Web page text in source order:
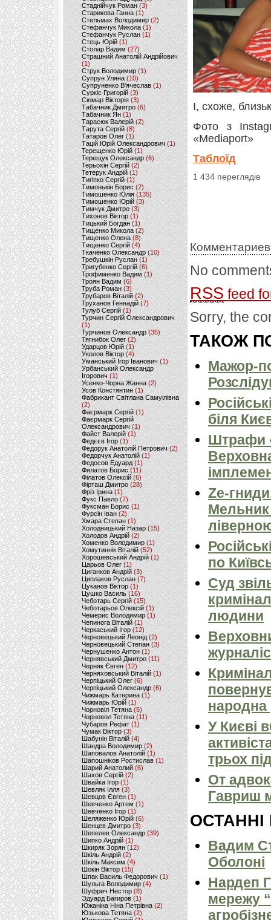
Стаднійчук Роман(3)
Старикова Ганна (1)
Стельмах Володимир(2)
Стефанчук Микола (1)
Стефанчук Руслан (1)
Стець Юрій (1)
Столар Вадим(27)
Страшний Анатолій Андрійович
(1)
Струк Володимир (1)
Супрун Уляна (10)
Супруненко В'ячеслав (1)
Суркіс Григорій (3)
Сюмар Вікторія (3)
Табачник Дмитро (6)
Табачник Ян(1)
Тарасюк Валерій (2)
Тарута Сергій (8)
Татаров Олег(1)
Тацій Юрій Олександрович(1)
Терещенко Юрій(1)
Терещук Олександр(6)
Терьохін Сергій (2)
Тетерук Андрій (1)
Тигіпко Сергій(1)
Тимонькін Борис (2)
Тимошенко Юлія (135)
Тимошенко Юрій(3)
Тимчук Дмитро (3)
Тихонов Віктор (1)
Тицький Богдан (1)
Тищенко Микола (2)
Тищенко Олена (8)
Тищенко Сергій (4)
Ткаченко Олександр (10)
Требушкін Руслан (1)
Тригубенко Сергій(6)
Трофименко Вадим (1)
Троян Вадим (6)
Труба Роман(3)
Трубаров Віталій (2)
Труханов Геннадій (7)
Тулуб Сергій(1)
Турчин Сергій Олександрович
(1)
Турчинов Олександр(35)
Тягнибок Олег (2)
Ударцов Юрій (1)
Уколов Віктор(4)
Уманський Ігор Іванович(1)
Урбанський Олександр
Ігорович (1)
Усенко-Чорна Жанна (2)
Усов Констянтин(1)
Фабрикант Світлана Самуілівна
(2)
Фаєрмарк Сергій(1)
Фаєрмарк Сергій
Олександрович (1)
Файст Валерій(1)
Федєєв Ігор (1)
Федорук Анатолій Петрович (2)
Федорчук Анатолій (1)
Федосов Едуард (1)
Филатов Борис (11)
Філатов Олексій (6)
Фірташ Дмитро (28)
Фріз Ірина (1)
Фукс Павло (7)
Фуксман Борис (1)
Фурсін Іван (2)
Хмара Степан(1)
Холодницький Назар(15)
Холодов Андрій (2)
Хоменко Володимир (1)
Хомутиннік Віталій (52)
Хорошевський Андрій (1)
Царьов Олег (1)
Циганков Андрій (3)
Циплаков Руслан(7)
Цуканов Віктор (1)
Цушко Василь (16)
Чеботарь Сергій (15)
Чеботарьов Олексій (1)
Чемерис Володимир (1)
Чепинога Віталій (1)
Черкаський Ігор (12)
Черновецький Леонід(2)
Черновецький Степан (3)
Чернушенко Антон (1)
Чернявський Дмитро(11)
Черняк Євген(12)
Черняховський Віталій (1)
Черпіцький Олег (6)
Черпіцький Олександр (6)
Чижмарь Катерина (1)
Чижмарь Юрій (1)
Чорновіл Тетяна (5)
Чорновол Тетяна (11)
Чубаров Рефат (1)
Чумак Віктор(3)
Шабунін Віталій (4)
Шандра Володимир (2)
Шаповалов Анатолій(1)
Шапошніков Ростислав(1)
Шарий Анатолий(6)
Шахов Сергій(2)
Швайка Ігор (1)
Шевляк Ілля (3)
Шевцов Євген (1)
Шевченко Артем(1)
Шевченко Ігор(1)
Шеляженко Юрій (6)
Шенцев Дмитро (3)
Шепелев Олександр (39)
Шипко Андрій(1)
Шкиряк Зорян(12)
Шкіль Андрій(2)
Шкіль Максим (4)
Шокін Віктор (15)
Шпак Василь Федорович (1)
Шульга Володимир (4)
Шуфрич Нестор(8)
Эдуард Багиров (1)
Южаніна Ніна Петрівна (2)
Юзькова Тетяна(2)
І, схоже,
Фото з
«Mediaport»
Таблоїд
1 434 переглядів
No
RSS feed
Sorry, the
ТАКОЖ
Мажор-
біля
Штрафи
Ze-
по
Суд
людини
народна
У Києві
трьох
От
Гавриш
ОСТАННІ
Вадим
Оболоні
Нардеп
мережу